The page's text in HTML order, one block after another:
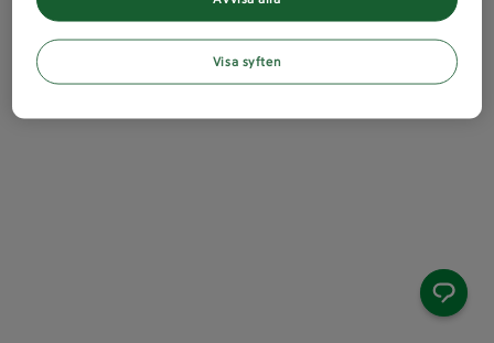
Visa syften